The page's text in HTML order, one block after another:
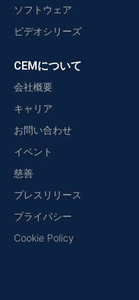
ソフトウェア
ビデオシリーズ
CEMについて
会社概要
キャリア
お問い合わせ
イベント
慈善
プレスリリース
プライバシー
Cookie Policy